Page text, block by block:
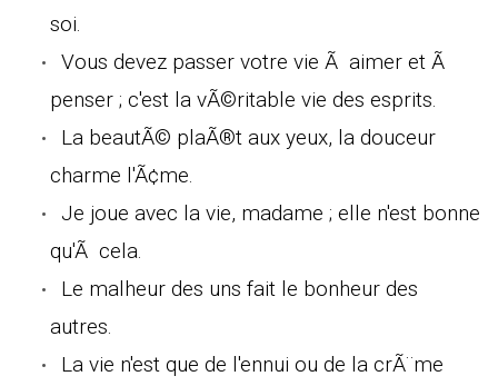
soi.
Vous devez passer votre vie Ã aimer et Ã
penser ; c'est la vÃ©ritable vie des esprits.
La beautÃ© plaÃ®t aux yeux, la douceur
charme l'Ã¢me.
Je joue avec la vie, madame ; elle n'est bonne
qu'Ã cela.
Le malheur des uns fait le bonheur des
autres.
La vie n'est que de l'ennui ou de la crÃ¨me